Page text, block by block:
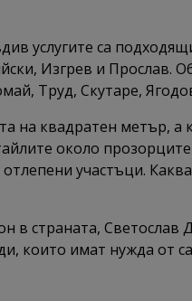
услугите са
Изгрев и Прослав.
Труд, Скутаре,
на квадратен метър,
около
участъци.
в страната, Светослав
които имат нужда от